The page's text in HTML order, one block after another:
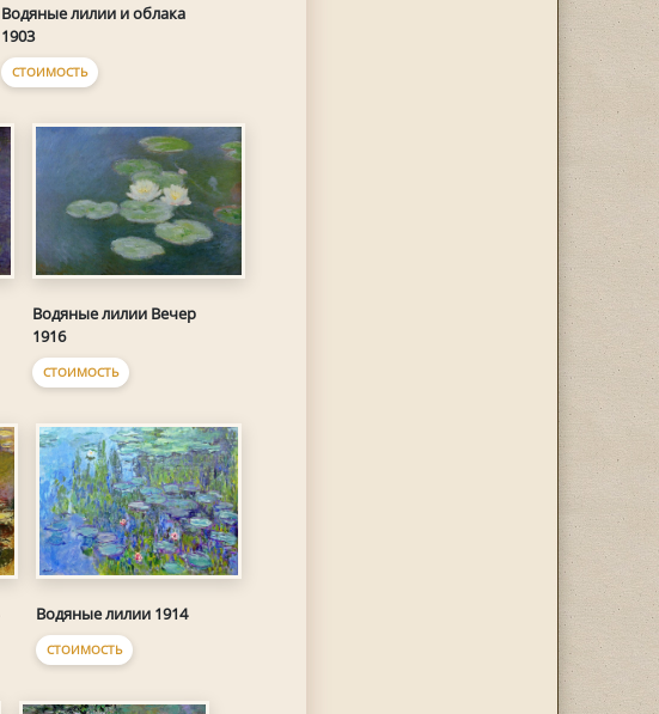
Водяные лилии и облака
1903
СТОИМОСТЬ
Водяные лилии Вечер
1916
СТОИМОСТЬ
Водяные лилии 1914
СТОИМОСТЬ